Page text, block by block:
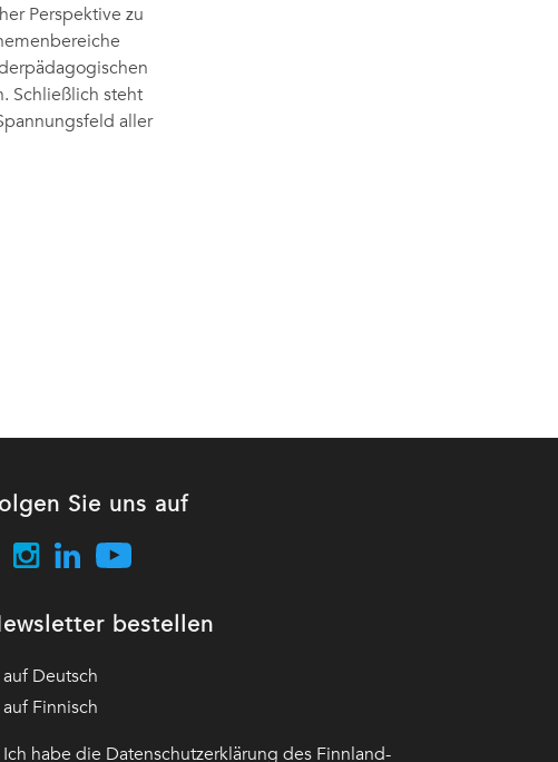
Perspektive zu
Schließlich steht
aller
Sie uns auf
bestellen
Deutsch
Finnisch
habe die Datenschutzerklärung des Finnland-